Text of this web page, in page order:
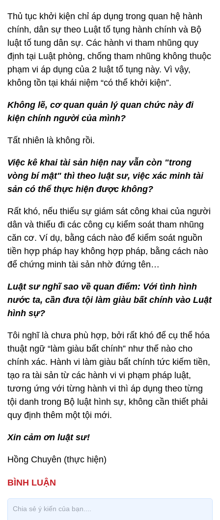
Thủ tục khởi kiện chỉ áp dụng trong quan hệ hành
chính, dân sự theo Luật tố tụng hành chính và Bộ
luật tố tung dân sự. Các hành vi tham nhũng quy
định tại Luật phòng, chống tham nhũng không thuộc
phạm vi áp dụng của 2 luật tố tụng này. Vì vậy,
không tồn tại khái niệm “có thể khởi kiện”.
Không lẽ, cơ quan quản lý quan chức này đi
kiện chính người của mình?
Tất nhiên là không rồi.
Việc kê khai tài sản hiện nay vẫn còn "trong
vòng bí mật" thì theo luật sư, việc xác minh tài
sản có thể thực hiện được không?
Rất khó, nếu thiếu sự giám sát công khai của người
dân và thiếu đi các công cụ kiểm soát tham nhũng
căn cơ. Ví dụ, bằng cách nào để kiểm soát nguồn
tiền hợp pháp hay không hợp pháp, bằng cách nào
để chứng minh tài sản nhờ đứng tên…
Luật sư nghĩ sao về quan điểm: Với tình hình
nước ta, cần đưa tội làm giàu bất chính vào Luật
hình sự?
Tôi nghĩ là chưa phù hợp, bởi rất khó để cụ thể hóa
thuật ngữ “làm giàu bất chính” như thế nào cho
chính xác. Hành vi làm giàu bất chính tức kiếm tiền,
tạo ra tài sản từ các hành vi vi phạm pháp luật,
tương ứng với từng hành vi thì áp dụng theo từng
tội danh trong Bộ luật hình sự, không cần thiết phải
quy định thêm một tội mới.
Xin cảm ơn luật sư!
Hồng Chuyên (thực hiện)